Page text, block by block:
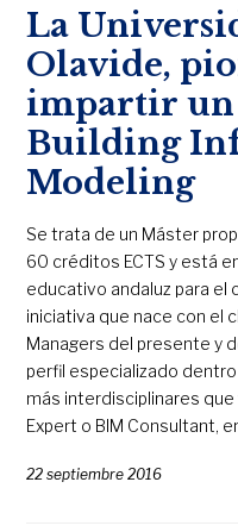
La
Olavide,
impartir un
Building
Modeling
Se trata de un Máster
60 créditos ECTS y está
educativo andaluz para el
iniciativa que nace con el
Managers del presente y
perfil especializado
más interdisciplinares que
Expert o BIM Consultant,
22 septiembre 2016